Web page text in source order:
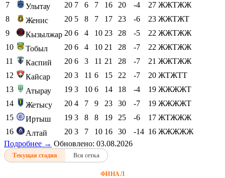
7 Улытау 20 7 6 7 16 20 -4 27 ЖЖТЖЖ
8
Женис 20 5 8 7 17 23 -6 23 ЖЖТЖТ
9
Кызылжар 20 6 4 10 23 28 -5 22 ЖЖТЖЖ
10
Тобыл 20 6 4 10 21 28 -7 22 ЖЖТЖЖ
11
Каспий 20 6 3 11 21 28 -7 21 ЖЖТЖЖ
12
Кайсар 20 3 11 6 15 22 -7 20 ЖТЖТТ
13
Атырау 19 3 10 6 14 18 -4 19 ЖЖЖЖТ
14
Жетысу 20 4 7 9 23 30 -7 19 ЖЖЖЖТ
15
Иртыш 19 3 8 8 19 25 -6 17 ЖТЖЖЖ
16
Алтай 20 3 7 10 16 30 -14 16 ЖЖЖЖЖ
Подробнее → Обновлено: 03.08.2026
Текущая стадия Вся сетка
ФИНАЛ